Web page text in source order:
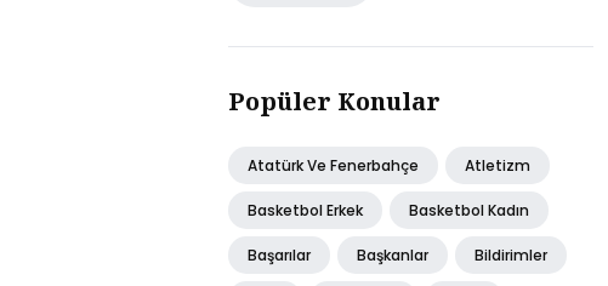
Popüler Konular
Atatürk Ve Fenerbahçe Atletizm
Basketbol Erkek Basketbol Kadın
Başarılar Başkanlar Bildirimler